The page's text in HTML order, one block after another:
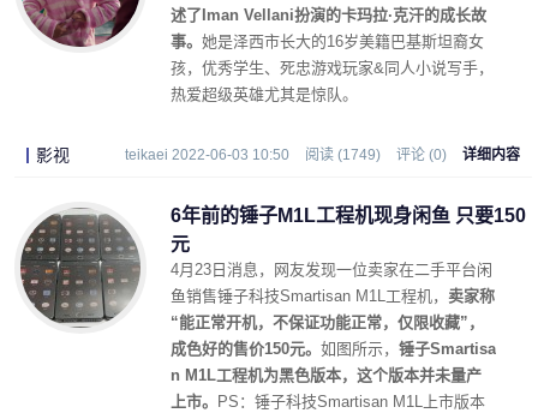
述了Iman Vellani扮演的卡玛拉·克汗的成长故
事。 她是泽西市长大的16岁美籍巴基斯坦裔女
孩，优秀学生、死忠游戏玩家&同人小说写手，
热爱超级英雄尤其是惊队。
影视 teikaei 2022-06-03 10:50 阅读 (1749) 评论 (0) 详细内容
6年前的锤子M1L工程机现身闲鱼 只要150
元
4月23日消息，网友发现一位卖家在二手平台闲
鱼销售锤子科技Smartisan M1L工程机， 卖家称
“能正常开机，不保证功能正常，仅限收藏”，
成色好的售价150元。 如图所示， 锤子Smartisa
n M1L工程机为黑色版本，这个版本并未量产
上市。
PS：锤子科技Smartisan M1L上市版本